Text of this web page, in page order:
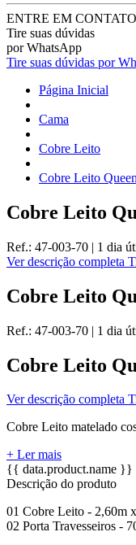
ENTRE EM CONTATO
Tire suas dúvidas
por WhatsApp
Tire suas dúvidas por
Página Inicial
Cama
Cobre Leito
Cobre Leito
Cobre Leito
Ref.: 47-003-70 | 1 dia
Ver descrição completa
Cobre Leito
Ref.: 47-003-70 | 1 dia
Cobre Leito
Ver descrição completa
Cobre Leito matelado
+ Ler mais
{{ data.product.name }}
Descrição do produto
01 Cobre Leito - 2,60m
02 Porta Travesseiros -